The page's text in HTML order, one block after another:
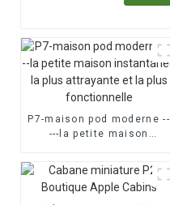
P7-maison pod moderne --
---la petite maison
attrayante et la plus
fonctionnelle